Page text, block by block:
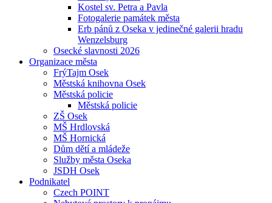
Kostel sv. Petra a Pavla
Fotogalerie památek města
Erb pánů z Oseka v jedinečné galerii hradu
Wenzelsburg
Osecké slavnosti 2026
Organizace města
FrýTajm Osek
Městská knihovna Osek
Městská policie
Městská policie
ZŠ Osek
MŠ Hrdlovská
MŠ Hornická
Dům dětí a mládeže
Služby města Oseka
JSDH Osek
Podnikatel
Czech POINT